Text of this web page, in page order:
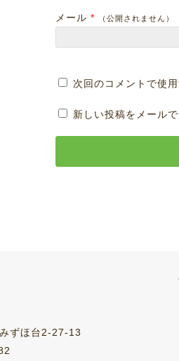
メール * （公開されません）
次回のコメントで使
新しい投稿をメール
ずほ台2-27-13